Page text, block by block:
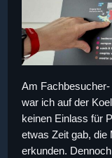
Am Fachbesucher-
war ich auf der
keinen Einlass für
etwas Zeit gab, die
erkunden.